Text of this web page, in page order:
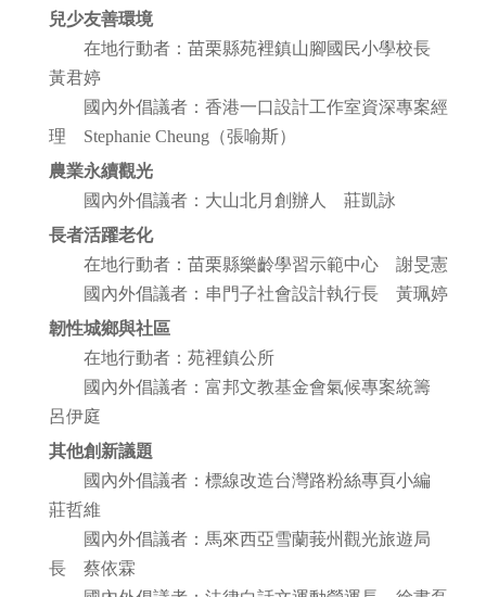
兒少友善環境
在地行動者：苗栗縣苑裡鎮山腳國民小學校長
黃君婷
國內外倡議者：香港一口設計工作室資深專案經
理 Stephanie Cheung（張喻斯）
農業永續觀光
國內外倡議者：大山北月創辦人 莊凱詠
長者活躍老化
在地行動者：苗栗縣樂齡學習示範中心 謝旻憲
國內外倡議者：串門子社會設計執行長 黃珮婷
韌性城鄉與社區
在地行動者：苑裡鎮公所
國內外倡議者：富邦文教基金會氣候專案統籌
呂伊庭
其他創新議題
國內外倡議者：標線改造台灣路粉絲專頁小編
莊哲維
國內外倡議者：馬來西亞雪蘭莪州觀光旅遊局
長 蔡依霖